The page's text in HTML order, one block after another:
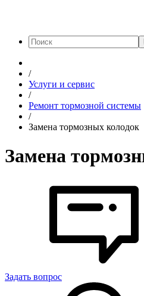
/
Услуги и сервис
/
Ремонт тормозной системы
/
Замена тормозных колодок
Замена
Задать вопрос